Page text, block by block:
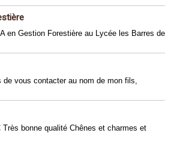
en Gestion Forestière au Lycée les Barres de
de vous contacter au nom de mon fils,
Très bonne qualité Chênes et charmes et